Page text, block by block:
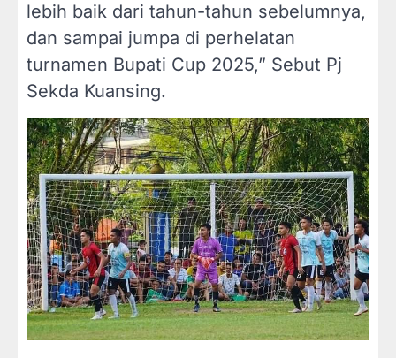
lebih baik dari tahun-tahun sebelumnya,
dan sampai jumpa di perhelatan
turnamen Bupati Cup 2025,” Sebut Pj
Sekda Kuansing.